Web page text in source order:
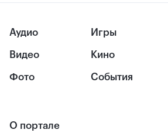
Аудио
Видео
Фото
Игры
Кино
События
О портале